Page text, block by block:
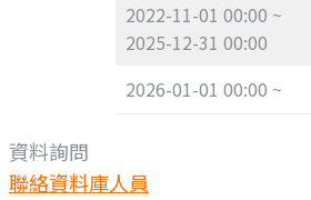
2022-11-01 00:00 ~
2025-12-31 00:00
2026-01-01 00:00 ~
資料詢問
聯絡資料庫人員